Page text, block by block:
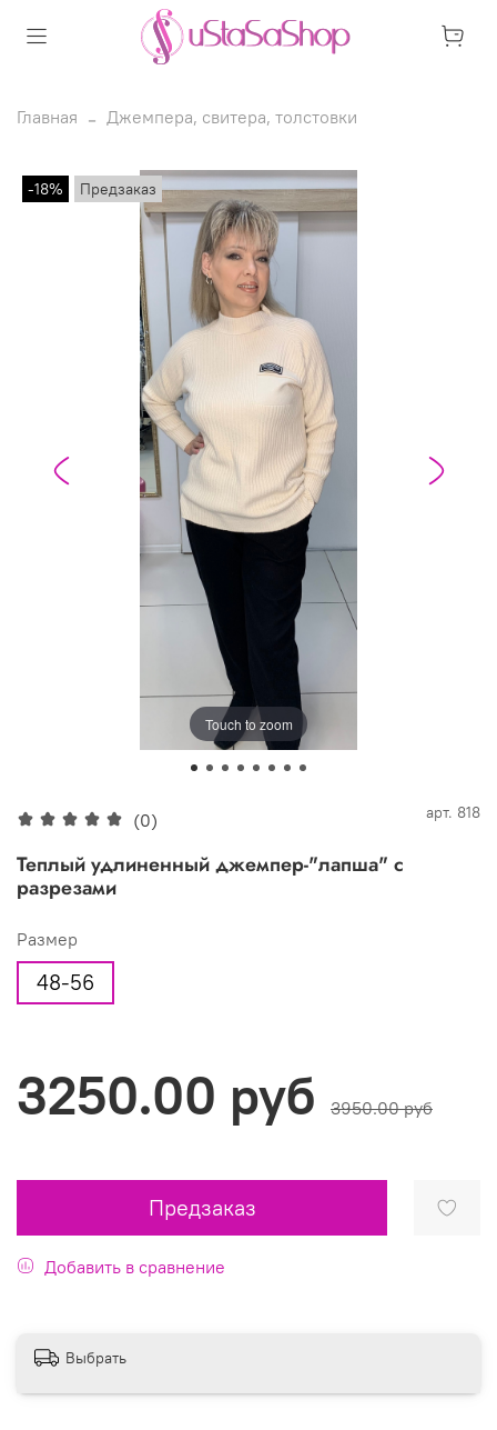
Главная Джемпера, свитера, толстовки
Touch to zoom
-18% Предзаказ
(0) арт. 818
Теплый удлиненный джемпер-"лапша" с
разрезами
Размер
48-56
3250.00 руб 3950.00 руб
Предзаказ
Добавить в сравнение
Выбрать